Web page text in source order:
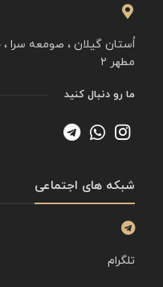
اُستان گیلان ، صومعه سرا
مطهر ۲
ما رو دنبال کنید
شبکه های اجتماعی
تلگرام